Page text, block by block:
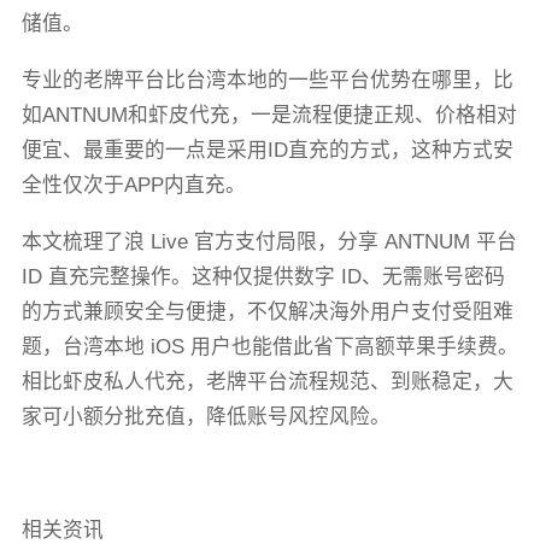
储值。
专业的老牌平台比台湾本地的一些平台优势在哪里，比
如ANTNUM和虾皮代充，一是流程便捷正规、价格相对
便宜、最重要的一点是采用ID直充的方式，这种方式安
全性仅次于APP内直充。
本文梳理了浪 Live 官方支付局限，分享 ANTNUM 平台
ID 直充完整操作。这种仅提供数字 ID、无需账号密码
的方式兼顾安全与便捷，不仅解决海外用户支付受阻难
题，台湾本地 iOS 用户也能借此省下高额苹果手续费。
相比虾皮私人代充，老牌平台流程规范、到账稳定，大
家可小额分批充值，降低账号风控风险。
相关资讯